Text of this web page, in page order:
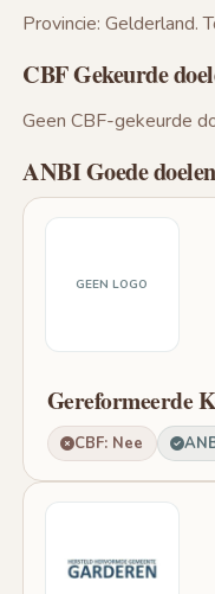
Provincie: Gelderland.
CBF Gekeurde
Geen CBF-gekeurde
ANBI Goede doelen
GEEN LOGO
Gereformeerde
CBF: Nee